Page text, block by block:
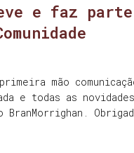
e faz
mão
e todas as
BranMorrighan.